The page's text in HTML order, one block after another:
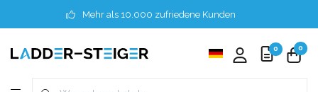
Mehr als 10.000 zufriedene Kunden
0 0